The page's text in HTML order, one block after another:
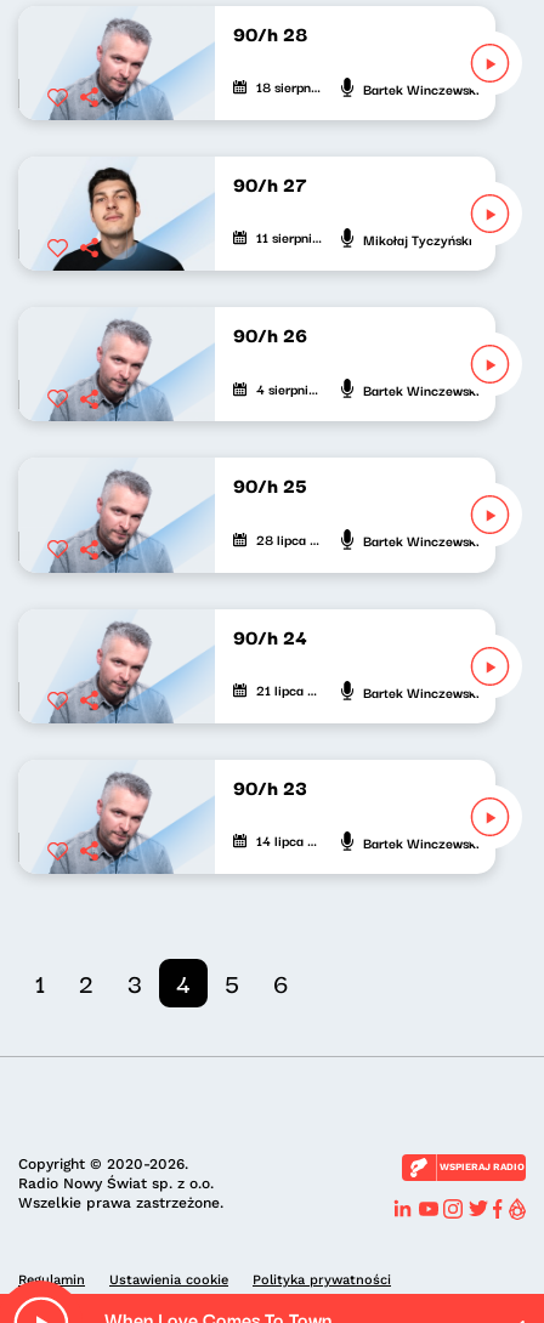
90/h 28
18 sierpnia 2021 Bartek Winczewski
90/h 27
11 sierpnia 2021 Mikołaj Tyczyński
90/h 26
4 sierpnia 2021 Bartek Winczewski
90/h 25
28 lipca 2021 Bartek Winczewski
90/h 24
21 lipca 2021 Bartek Winczewski
90/h 23
14 lipca 2021 Bartek Winczewski
1 2 3 4 5 6
Copyright © 2020-2026.
Radio Nowy Świat sp. z o.o.
Wszelkie prawa zastrzeżone.
WSPIERAJ RADIO
Regulamin Ustawienia cookie Polityka prywatności